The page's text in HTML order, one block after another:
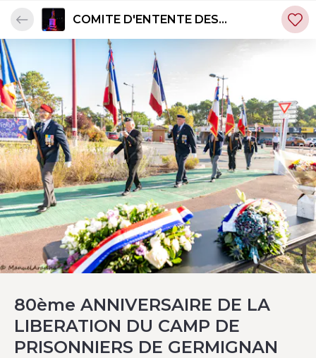
COMITE D'ENTENTE DES
ANCIENS COMBATTANTS DU
TAILLAN-MEDOC
80ème ANNIVERSAIRE DE LA
LIBERATION DU CAMP DE
PRISONNIERS DE GERMIGNAN